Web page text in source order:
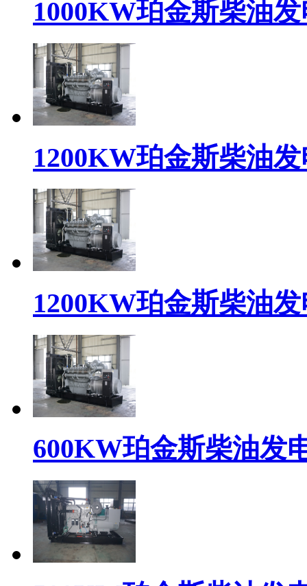
1000KW珀金斯柴油
1200KW珀金斯柴油
1200KW珀金斯柴油
600KW珀金斯柴油发